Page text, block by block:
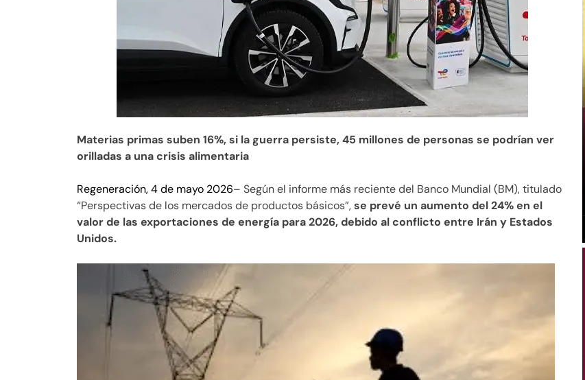
Materias primas suben 16%, si la guerra persiste, 45 millones de personas se podrían ver
orilladas a una crisis alimentaria
Regeneración, 4 de mayo 2026– Según el informe más reciente del Banco Mundial (BM), titulado
“Perspectivas de los mercados de productos básicos”,se prevé un aumento del 24% en el
valor de las exportaciones de energía para 2026, debido al conflicto entre Irán y Estados
Unidos.